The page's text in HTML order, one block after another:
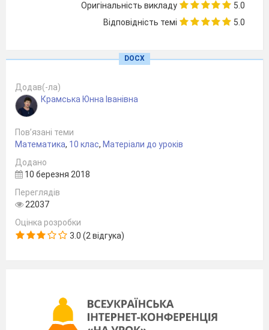
організувати роботу по сприйняттю,
осмисленню і первинному
нерівностей методом інтервалів,
підходу до рішення завдань;
сприяти формуванню уміння
оформлення нерівностей методом
використання набутих знань;
виховувати пізнавальну активність,
сприяти розвитку логічного
мислення, математичної і загальної
грамотності.
супроводу зайняття, індивідуальні картки
для учнів.
Очікувані результати: учні повинні вміти
Оригінальність викладу
5.0
Відповідність темі
5.0
DOCX
Додав(-ла)
Крамська Юнна Іванівна
Пов’язані теми
Математика, 10 клас, Матеріали до уроків
Додано
10 березня 2018
Переглядів
22037
Оцінка розробки
3.0 (2 відгука)